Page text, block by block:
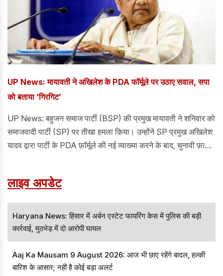
UP News: मायावती ने अखिलेश के PDA फॉर्मूले पर उठाए सवाल, सपा
को बताया ‘गिरगिट’
UP News: बहुजन समाज पार्टी (BSP) की प्रमुख मायावती ने शनिवार को
समाजवादी पार्टी (SP) पर तीखा हमला किया। उन्होंने SP प्रमुख अखिलेश
यादव द्वारा पार्टी के PDA फ़ॉर्मूले की नई व्याख्या करने के बाद, चुनावी फ़ायदे
उसने देखा है कि ऊंची जाति के वोटर, खासकर ब्राह्मण, BSP की ओर बढ़
लाइव अपडेट
Haryana News: हिसार में अर्बन एस्टेट फायरिंग केस में पुलिस की बड़ी
कार्रवाई, मुठभेड़ में दो आरोपी घायल
Aaj Ka Mausam 9 August 2026: आज भी छाए रहेंगे बादल, हल्की
बारिश के आसार; नहीं है कोई बड़ा अलर्ट